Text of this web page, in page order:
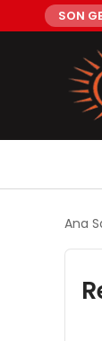
SON
Ana